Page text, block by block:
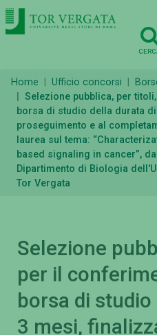
Home Ufficio concorsi
Selezione pubblica, per
borsa di studio della durata
proseguimento e al
laurea sul tema:
based signaling in cancer”,
Dipartimento di Biologia
Tor Vergata
Selezione
per il
borsa di
3 mesi,